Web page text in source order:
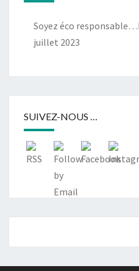
Soyez éco
juillet 2023
SUIVEZ-NOUS …